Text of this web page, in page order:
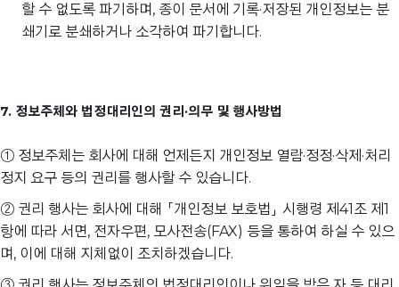
할 수 없도록 파기하며, 종이 문서에 기록·저장된 개인정보는 분
쇄기로 분쇄하거나 소각하여 파기합니다.
7. 정보주체와 법정대리인의 권리·의무 및 행사방법
① 정보주체는 회사에 대해 언제든지 개인정보 열람·정정·삭제·처리
정지 요구 등의 권리를 행사할 수 있습니다.
② 권리 행사는 회사에 대해 「개인정보 보호법」 시행령 제41조 제1
항에 따라 서면, 전자우편, 모사전송(FAX) 등을 통하여 하실 수 있으
며, 이에 대해 지체없이 조치하겠습니다.